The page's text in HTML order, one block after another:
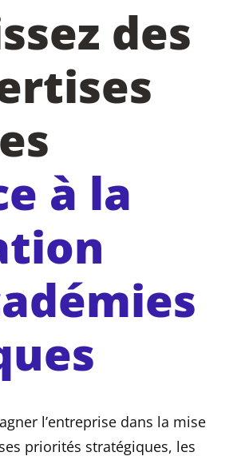
des
à la
l’entreprise dans la mise
priorités stratégiques, les